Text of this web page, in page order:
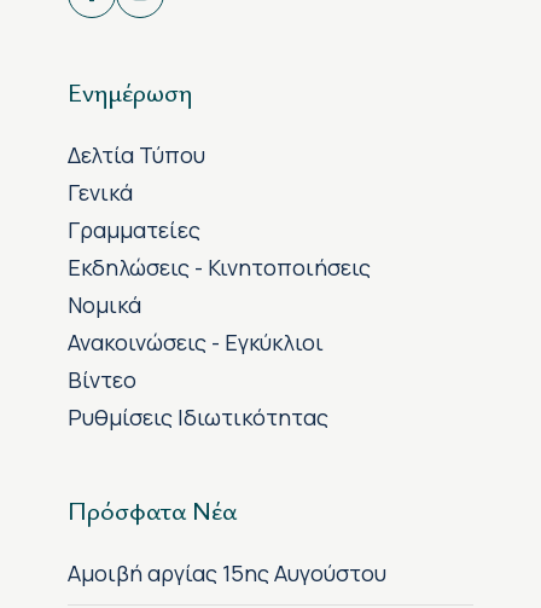
Ενημέρωση
Δελτία Τύπου
Γενικά
Γραμματείες
Εκδηλώσεις - Κινητοποιήσεις
Νομικά
Ανακοινώσεις - Εγκύκλιοι
Βίντεο
Ρυθμίσεις Ιδιωτικότητας
Πρόσφατα Νέα
Αμοιβή αργίας 15ης Αυγούστου